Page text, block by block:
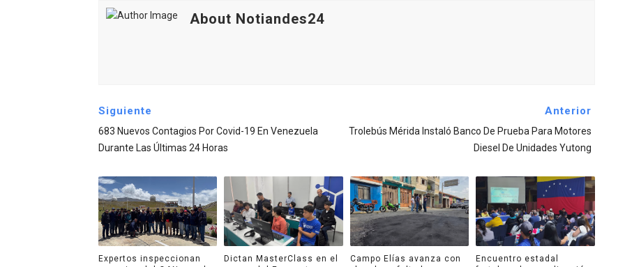
About Notiandes24
Siguiente
683 Nuevos Contagios Por Covid-19 En Venezuela
Durante Las Últimas 24 Horas
Anterior
Trolebús Mérida Instaló Banco De Prueba Para Motores
Diesel De Unidades Yutong
Expertos inspeccionan
Dictan MasterClass en el
Campo Elías avanza con
Encuentro estadal